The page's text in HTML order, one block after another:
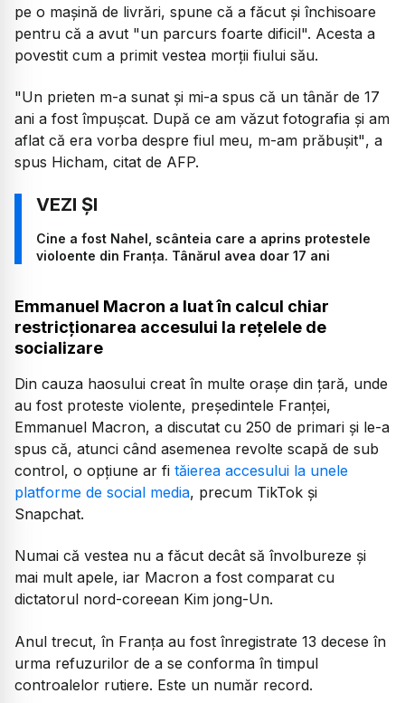
pe o mașină de livrări, spune că a făcut și închisoare
pentru că a avut "un parcurs foarte dificil". Acesta a
povestit cum a primit vestea morții fiului său.
"Un prieten m-a sunat și mi-a spus că un tânăr de 17
ani a fost împuşcat. După ce am văzut fotografia și am
aflat că era vorba despre fiul meu, m-am prăbuşit", a
spus Hicham, citat de AFP.
Cine a fost Nahel, scânteia care a aprins protestele
violoente din Franța. Tânărul avea doar 17 ani
Emmanuel Macron a luat în calcul chiar
restricționarea accesului la rețelele de
socializare
Din cauza haosului creat în multe orașe din țară, unde
au fost proteste violente, președintele Franței,
Emmanuel Macron, a discutat cu 250 de primari și le-a
spus că, atunci când asemenea revolte scapă de sub
control, o opțiune ar fi tăierea accesului la unele
platforme de social media, precum TikTok și
Snapchat.
Numai că vestea nu a făcut decât să învolbureze și
mai mult apele, iar Macron a fost comparat cu
dictatorul nord-coreean Kim jong-Un.
Anul trecut, în Franța au fost înregistrate 13 decese în
urma refuzurilor de a se conforma în timpul
controalelor rutiere. Este un număr record.